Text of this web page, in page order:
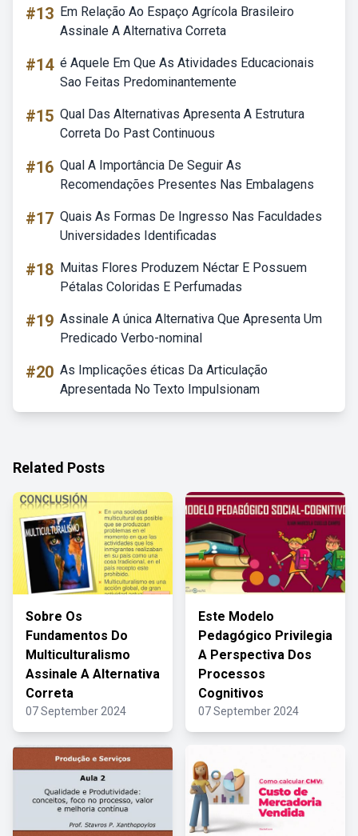
#13 Em Relação Ao Espaço Agrícola Brasileiro
Assinale A Alternativa Correta
#14 é Aquele Em Que As Atividades Educacionais
Sao Feitas Predominantemente
#15 Qual Das Alternativas Apresenta A Estrutura
Correta Do Past Continuous
#16 Qual A Importância De Seguir As
Recomendações Presentes Nas Embalagens
#17 Quais As Formas De Ingresso Nas Faculdades
Universidades Identificadas
#18 Muitas Flores Produzem Néctar E Possuem
Pétalas Coloridas E Perfumadas
#19 Assinale A única Alternativa Que Apresenta Um
Predicado Verbo-nominal
#20 As Implicações éticas Da Articulação
Apresentada No Texto Impulsionam
Related Posts
Sobre Os
Fundamentos Do
Multiculturalismo
Assinale A Alternativa
Correta
07 September 2024
Este Modelo
Pedagógico Privilegia
A Perspectiva Dos
Processos
Cognitivos
07 September 2024